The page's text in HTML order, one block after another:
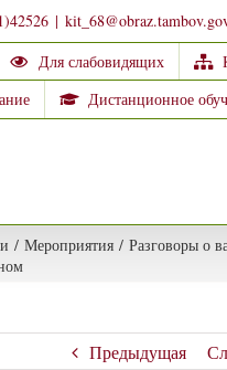
|
Для слабовидящих
Дистанционное
/ Мероприятия / Разговоры о
Предыдущая